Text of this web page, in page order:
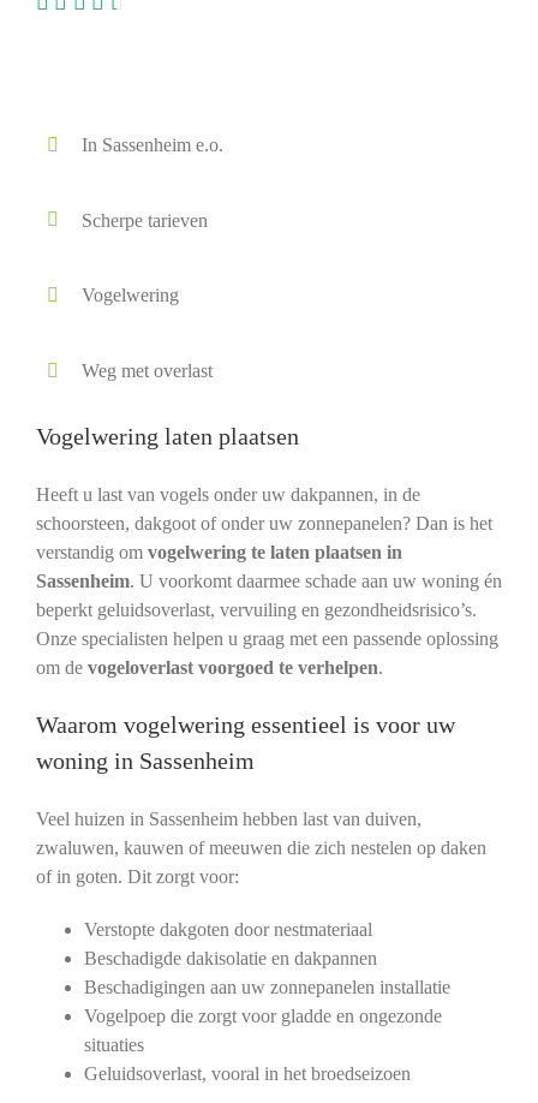
In Sassenheim e.o.
Scherpe tarieven
Vogelwering
Weg met overlast
Vogelwering laten plaatsen
Heeft u last van vogels onder uw dakpannen, in de
schoorsteen, dakgoot of onder uw zonnepanelen? Dan is het
verstandig om vogelwering te laten plaatsen in
Sassenheim. U voorkomt daarmee schade aan uw woning én
beperkt geluidsoverlast, vervuiling en gezondheidsrisico’s.
Onze specialisten helpen u graag met een passende oplossing
om de vogeloverlast voorgoed te verhelpen.
Waarom vogelwering essentieel is voor uw
woning in Sassenheim
Veel huizen in Sassenheim hebben last van duiven,
zwaluwen, kauwen of meeuwen die zich nestelen op daken
of in goten. Dit zorgt voor:
Verstopte dakgoten door nestmateriaal
Beschadigde dakisolatie en dakpannen
Beschadigingen aan uw zonnepanelen installatie
Vogelpoep die zorgt voor gladde en ongezonde
situaties
Geluidsoverlast, vooral in het broedseizoen